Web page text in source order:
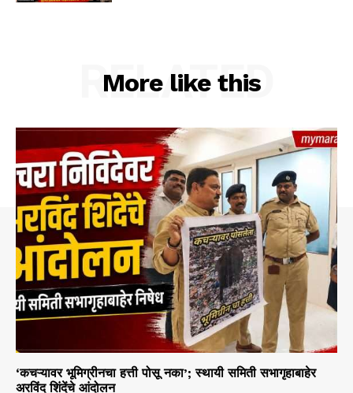
More like this
RELATED
‘कचऱ्यावर भूमिग्रीनचा हत्ती पोसू नका’; स्थायी समिती सभागृहाबाहेर
अरविंद शिंदेंचे आंदोलन